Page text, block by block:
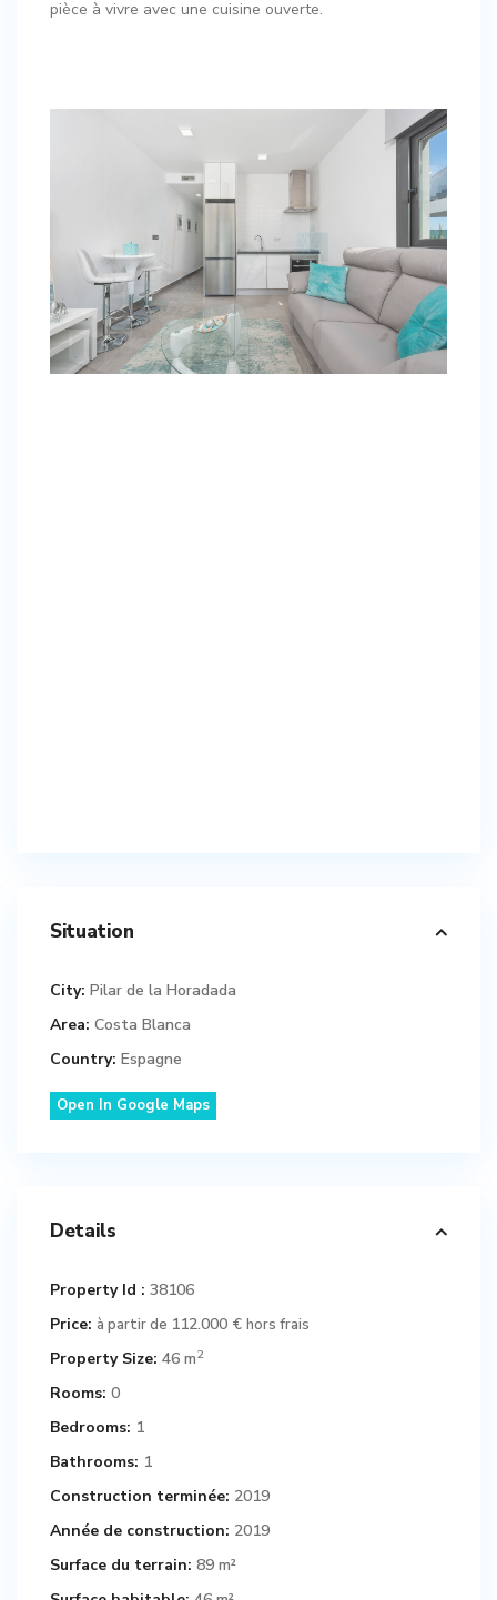
pièce à vivre avec une cuisine ouverte.
Situation
City: Pilar de la Horadada
Area: Costa Blanca
Country: Espagne
Open In Google Maps
Details
Property Id : 38106
Price: à partir de 112.000 € hors frais
Property Size: 46 m2
Rooms: 0
Bedrooms: 1
Bathrooms: 1
Construction terminée: 2019
Année de construction: 2019
Surface du terrain: 89 m²